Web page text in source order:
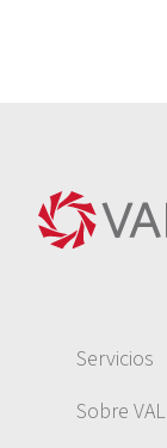
Servicios
Sobre